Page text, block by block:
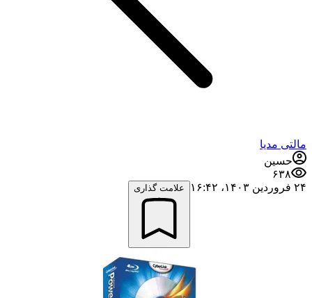
مالتی مدیا
حسین
۶۳۸
۲۴ فروردین ۱۴۰۳،‏ ۱۶:۴۲
علامت گذاری